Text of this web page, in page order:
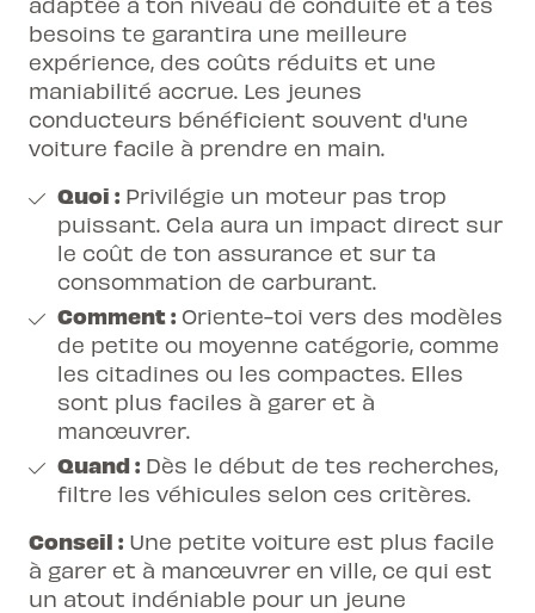
besoins te garantira une meilleure
expérience, des coûts réduits et une
maniabilité accrue. Les jeunes
conducteurs bénéficient souvent d'une
voiture facile à prendre en main.
Quoi : Privilégie un moteur pas trop
puissant. Cela aura un impact direct sur
le coût de ton assurance et sur ta
consommation de carburant.
Comment : Oriente-toi vers des modèles
de petite ou moyenne catégorie, comme
les citadines ou les compactes. Elles
sont plus faciles à garer et à
manœuvrer.
Quand : Dès le début de tes recherches,
filtre les véhicules selon ces critères.
Conseil : Une petite voiture est plus facile
à garer et à manœuvrer en ville, ce qui est
un atout indéniable pour un jeune